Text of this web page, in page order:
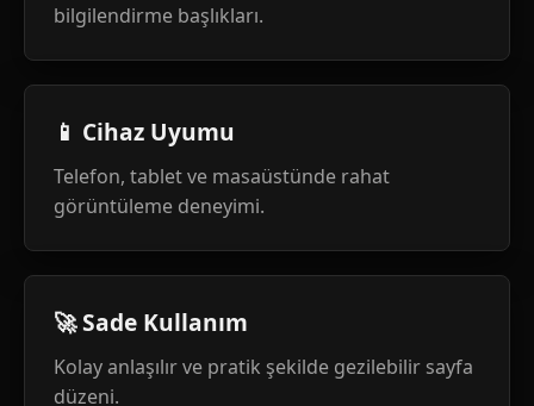
bilgilendirme başlıkları.
📱 Cihaz Uyumu
Telefon, tablet ve masaüstünde rahat
görüntüleme deneyimi.
🚀 Sade Kullanım
Kolay anlaşılır ve pratik şekilde gezilebilir sayfa
düzeni.